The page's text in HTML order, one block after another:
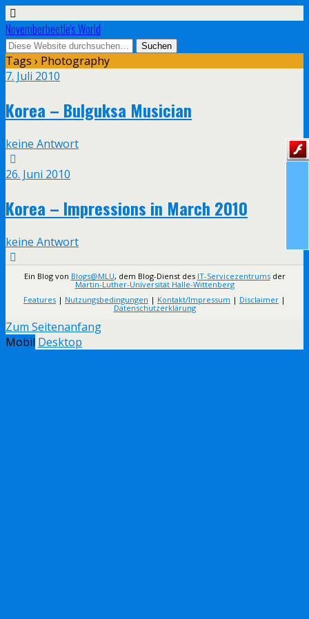
Novemberbeetle's World
Tags › Photography
7. Juli 2010
Korea – Bulguksa Musician
keine Antwort
26. Juni 2010
Korea – Impressions in March 2010
keine Antwort
Ein Blog von Blogs@MLU, dem Blog-Dienst des IT-Servicezentrumsder
Martin-Luther-Universität Halle-Wittenberg
Features | Nutzungsbedingungen | Kontakt/Impressum | Disclaimer |
Datenschutzerklärung
Zum Seitenanfang
Mobil Desktop